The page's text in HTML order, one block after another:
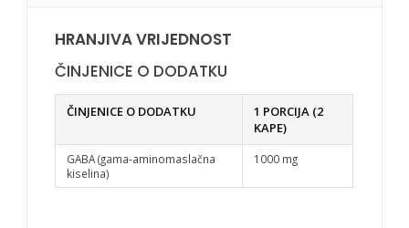
HRANJIVA VRIJEDNOST
ČINJENICE O DODATKU
ČINJENICE O DODATKU
1 PORCIJA (2
KAPE)
GABA (gama-aminomaslačna
kiselina)
1000 mg